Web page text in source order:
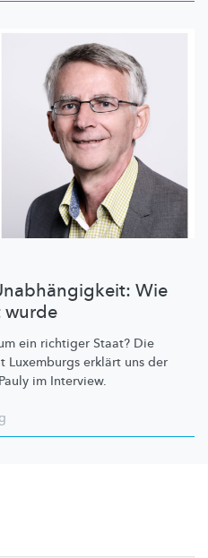
Wie
wurde
ein richtiger Staat? Die
Luxemburgs erklärt uns der
im Interview.